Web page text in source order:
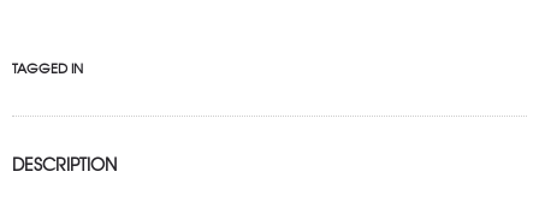
TAGGED IN
DESCRIPTION